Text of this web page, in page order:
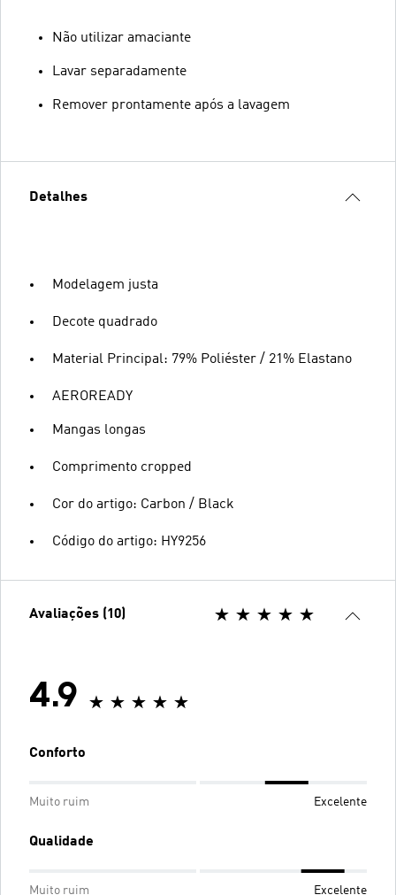
Não utilizar amaciante
Lavar separadamente
Remover prontamente após a lavagem
Detalhes
Modelagem justa
Decote quadrado
Material Principal: 79% Poliéster / 21% Elastano
AEROREADY
Mangas longas
Comprimento cropped
Cor do artigo: Carbon / Black
Código do artigo: HY9256
Avaliações (10)
4.9
Conforto
Muito ruim Excelente
Qualidade
Muito ruim Excelente